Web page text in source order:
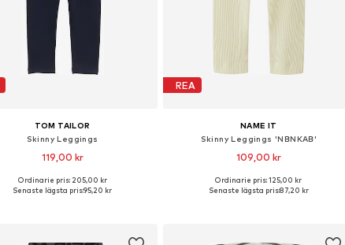
TOM TAILOR
Skinny Leggings
119,00 kr
Tillgängliga storlekar: 104-110
Ordinarie pris: 205,00 kr
Senaste lägsta pris:95,20 kr
REA
NAME IT
Skinny Leggings 'NBNKAB'
109,00 kr
+24
Ordinarie pris: 125,00 kr
Senaste lägsta pris:87,20 kr